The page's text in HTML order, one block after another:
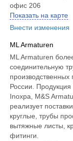
офис 206
Показать на карте
Внести изменения
ML Armaturen
ML Armaturen
соединительную
России. Продукция
Inoxpa, M&S
реализует
круглые, трубы
вытяжные листы,
фитинги.